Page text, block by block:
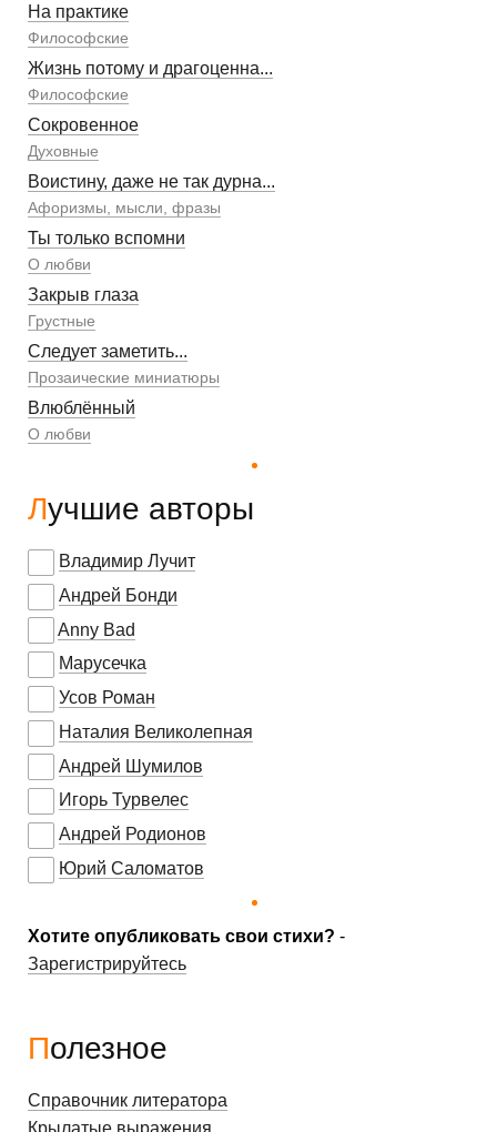
На практике
Философские
Жизнь потому и драгоценна...
Философские
Сокровенное
Духовные
Воистину, даже не так дурна...
Афоризмы, мысли, фразы
Ты только вспомни
О любви
Закрыв глаза
Грустные
Следует заметить...
Прозаические миниатюры
Влюблённый
О любви
Лучшие авторы
Владимир Лучит
Андрей Бонди
Anny Bad
Марусечка
Усов Роман
Наталия Великолепная
Андрей Шумилов
Игорь Турвелес
Андрей Родионов
Юрий Саломатов
Хотите опубликовать свои стихи? -
Зарегистрируйтесь
Полезное
Справочник литератора
Крылатые выражения